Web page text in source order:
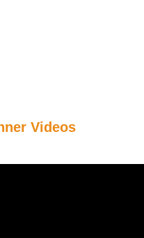
Videos